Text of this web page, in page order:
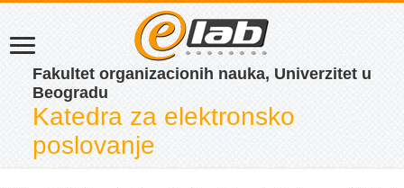
Fakultet organizacionih nauka, Univerzitet u
Beogradu
Katedra za elektronsko
poslovanje